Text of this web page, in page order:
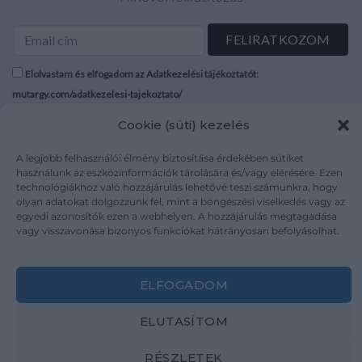
Cookie (süti) kezelés
A legjobb felhasználói élmény biztosítása érdekében sütiket
használunk az eszközinformációk tárolására és/vagy elérésére. Ezen
technológiákhoz való hozzájárulás lehetővé teszi számunkra, hogy
olyan adatokat dolgozzunk fel, mint a böngészési viselkedés vagy az
egyedi azonosítók ezen a webhelyen. A hozzájárulás megtagadása
vagy visszavonása bizonyos funkciókat hátrányosan befolyásolhat.
ELFOGADOM
ELUTASÍTOM
RÉSZLETEK
Elolvastam és elfogadom az Adatkezelési tájékoztatót:
mutargy.com/adatkezelesi-tajekoztato/
Médiaajánlat
Karrier
Kapcsolat
Áraink
ÁSZF
Adatvédelem
Impresszum